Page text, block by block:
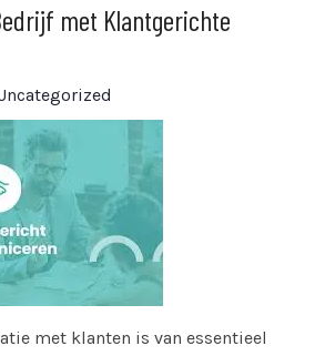
met Klantgerichte
met klanten is van essentieel